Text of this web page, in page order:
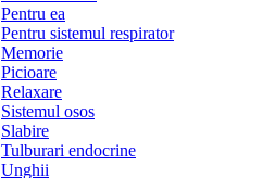
Pentru ea
Pentru sistemul respirator
Memorie
Picioare
Relaxare
Sistemul osos
Slabire
Tulburari endocrine
Unghii